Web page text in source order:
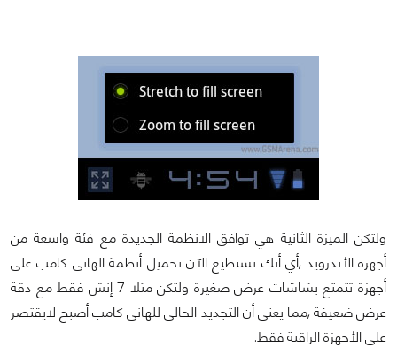
ولتكن الميزة الثانية هي توافق الانظمة الجديدة مع فئة واسعة من
أجهزة الأندرويد ,أي أنك تستطيع الآن تحميل أنظمة الهانى كامب على
أجهزة تتمتع بشاشات عرض صغيرة ولتكن مثلا 7 إنش فقط مع دقة
عرض ضعيفة ,مما يعنى أن التجديد الحالى للهانى كامب أصبح لايقتصر
على الأجهزة الراقية فقط.